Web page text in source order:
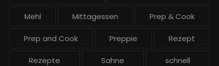
Mehl Mittagessen Prep & Cook
Prep and Cook Preppie Rezept
Rezepte Sahne schnell